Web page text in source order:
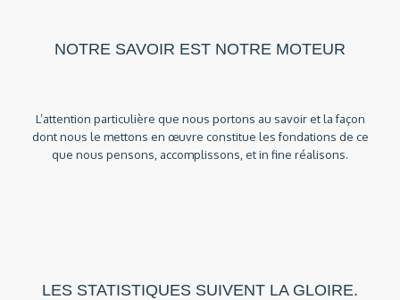
NOTRE SAVOIR EST NOTRE MOTEUR
L’attention particulière que nous portons au savoir et la façon
dont nous le mettons en œuvre constitue les fondations de ce
que nous pensons, accomplissons, et in fine réalisons.
LES STATISTIQUES SUIVENT LA GLOIRE.